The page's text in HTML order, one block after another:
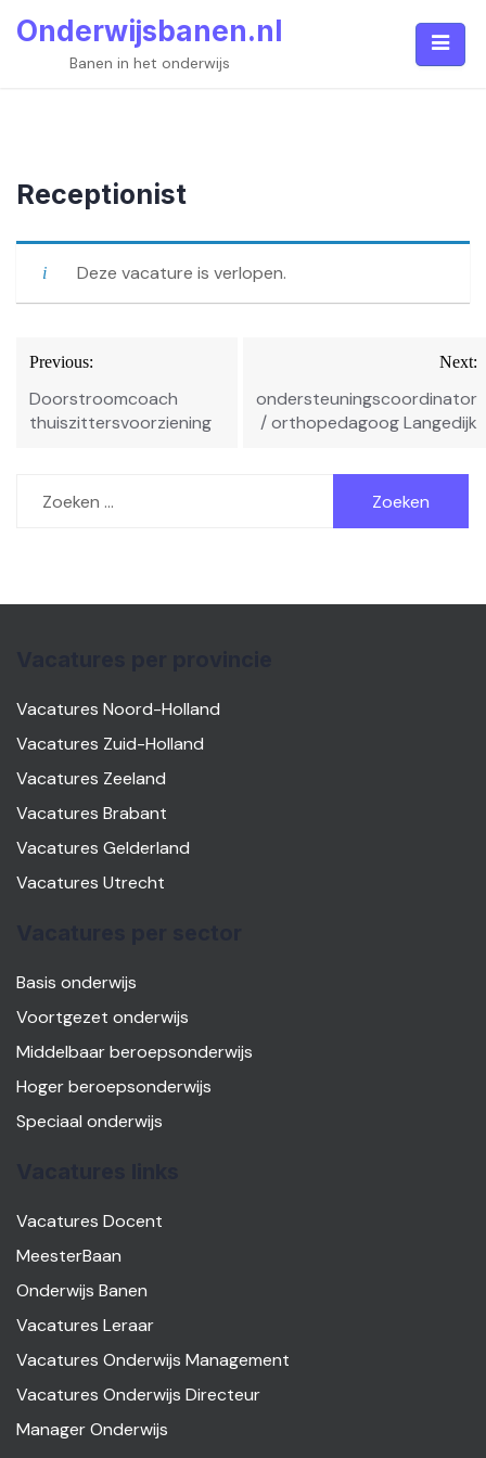
Onderwijsbanen.nl
Banen in het onderwijs
Receptionist
Deze vacature is verlopen.
Bericht
navigatie
Previous:
Doorstroomcoach
thuiszittersvoorziening
Next:
ondersteuningscoordinator
/ orthopedagoog Langedijk
naar:
Vacatures Noord-Holland
Vacatures Zuid-Holland
Vacatures Zeeland
Vacatures Brabant
Vacatures Gelderland
Vacatures Utrecht
Basis onderwijs
Voortgezet onderwijs
Middelbaar beroepsonderwijs
Hoger beroepsonderwijs
Speciaal onderwijs
Vacatures Docent
MeesterBaan
Onderwijs Banen
Vacatures Leraar
Vacatures Onderwijs Management
Vacatures Onderwijs Directeur
Manager Onderwijs